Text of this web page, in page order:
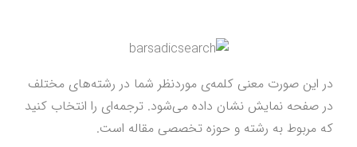
در این صورت معنی کلمه‌ی موردنظر شما در رشته‌های مختلف
در صفحه نمایش نشان داده می‌شود. ترجمه‌ای را انتخاب کنید
که مربوط به رشته و حوزه تخصصی مقاله است.